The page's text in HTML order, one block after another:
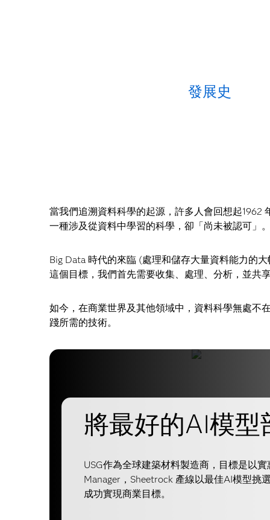
發展史
當我們追溯資料科學的起源，許多人會回想起1962
一種涉及從資料中學習的科學，卻「尚未被認可」
Big Data 時代的來臨 (處理和儲存大量資料能力的
這個目標，我們首先需要收集、處理、分析，並共
如今，在商業世界及其他領域中，資料科學無處不
踐所需的技術。
將最好的AI模
USG作為全球建築材料製造商，目標是以
Manager，Sheetrock 產線以最佳AI模型挑
成功實現商業目標。